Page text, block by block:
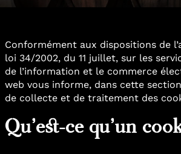
Conformément aux dispositions de
loi 34/2002, du 11 juillet, sur les
de l’information et le commerce
web vous informe, dans cette
de collecte et de traitement des
Qu’est-ce qu’un